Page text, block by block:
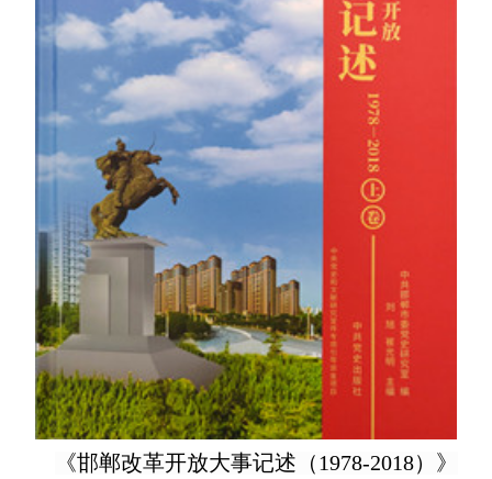
《邯郸改革开放大事记述（1978-2018）》